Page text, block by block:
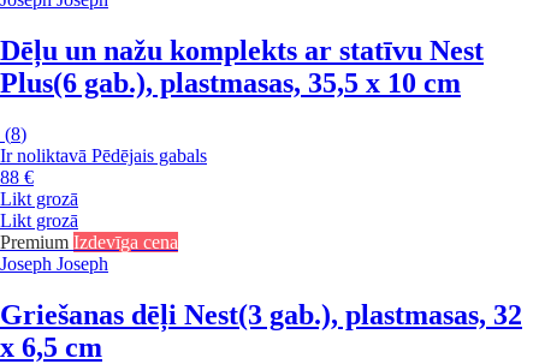
Dēļu un nažu komplekts ar statīvu Nest
Plus(6 gab.), plastmasas, 35,5 x 10 cm
(8)
Ir noliktavā Pēdējais gabals
88 €
Likt grozā
Likt grozā
Premium Izdevīga cena
Joseph Joseph
Griešanas dēļi Nest(3 gab.), plastmasas, 32
x 6,5 cm